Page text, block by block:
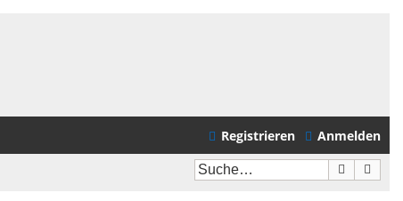
Anmelden
Registrieren
Suche